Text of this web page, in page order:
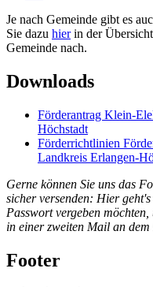
Je nach Gemeinde gibt es
Sie dazu hierin der
Gemeinde nach.
Downloads
Förderantrag Klein-
Höchstadt
Förderrichtlinien
Landkreis Erlangen-
Gerne können Sie uns das
sicher versenden: Hier geht's
Passwort vergeben
in einer zweiten Mail an
Footer